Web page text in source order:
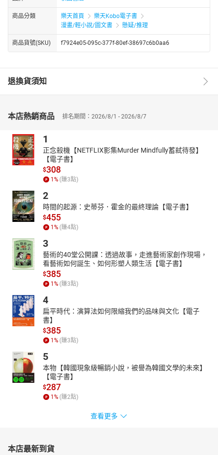
商品分類 樂天首頁
樂天Kobo電子書
漫畫/輕小說/圖文書
懸疑/推理
商品貨號(SKU) f7924e05-095c-377f-80ef-38697c6b0aa6
退換貨須知
本店熱銷商品 排名期間：2026/8/1 - 2026/8/7
1
正念殺機【NETFLIX影集Murder Mindfully蓄弒待發】
【電子書】
$308
1% (賺3點)
2
時間的起源：史蒂芬．霍金的最終理論【電子書】
$455
1% (賺4點)
3
藝術的40堂公開課：透過故事，走進藝術家創作現場，
看藝術如何誕生、如何形塑人類生活【電子書】
$385
1% (賺3點)
4
扁平時代：演算法如何限縮我們的品味與文化【電子
書】
$385
1% (賺3點)
5
本物【韓國現象級暢銷小說，被譽為韓國文學的未來】
【電子書】
$287
1% (賺2點)
查看更多
本店最新到貨